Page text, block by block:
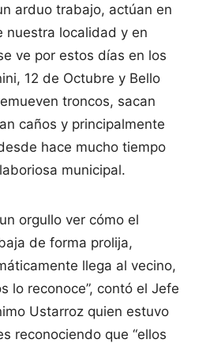
arduo trabajo, actúan en
nuestra localidad y en
ve por estos días en los
12 de Octubre y Bello
troncos, sacan
caños y principalmente
hace mucho tiempo
municipal.
orgullo ver cómo el
de forma prolija,
llega al vecino,
lo reconoce”, contó el Jefe
Ustarroz quien estuvo
reconociendo que “ellos